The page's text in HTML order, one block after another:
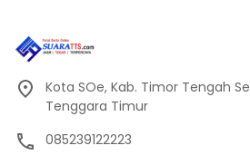
Kota SOe, Kab. Timor Tengah
Tenggara Timur
085239122223